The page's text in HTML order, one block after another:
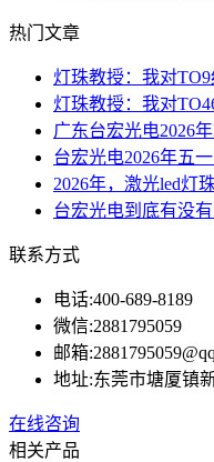
热门文章
灯珠教授：我对
灯珠教授：我对
广东台宏光电2026
台宏光电2026年五
2026年，激光led灯
台宏光电到底有没有
联系方式
电话:400-689-8189
微信:2881795059
邮箱:
地址:东莞市塘厦镇
在线咨询
相关产品